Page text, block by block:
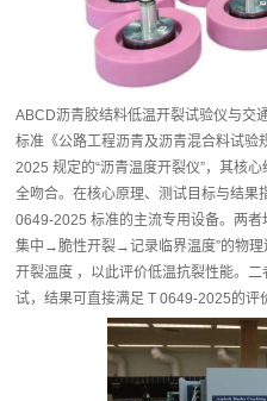
ABCD沥青胶结料低温开裂试验仪与交
标准《公路工程沥青及沥青混合料试
2025 规定的“沥青温度开裂仪”，其核
全吻合。在核心原理、测试目标与结果
0649-2025 标准的主流专用设备。两
集中→脆性开裂→记录临界温度”的物理
开裂温度 ，以此评价低温抗裂性能。
试，结果可直接满足 T 0649-2025的评